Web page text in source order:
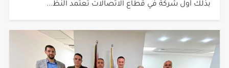
بذلك أول شركة في قطاع الاتصالات تعتمد النظ...